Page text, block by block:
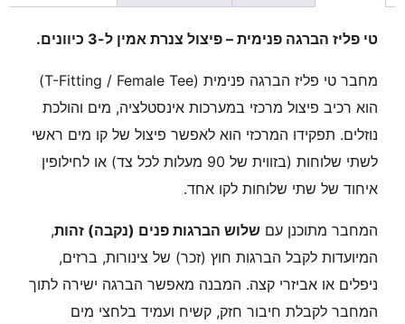
טי פליז הברגה פנימית – פיצול צנרת אמין ל-3 כיוונים.
מחבר טי פליז הברגה פנימית (T-Fitting / Female Tee)
הוא רכיב פיצול מרכזי במערכות אינסטלציה, מים והולכת
נוזלים. תפקידו המרכזי הוא לאפשר פיצול של קו מים ראשי
לשתי שלוחות (בזווית של 90 מעלות לכל צד) או לחילופין
איחוד של שתי שלוחות לקו אחד.
המחבר מתוכנן עם שלוש הברגות פנים (נקבה) זהות,
המיועדות לקבל הברגות חוץ (זכר) של צינורות, ברזים,
ניפלים או אביזרי קצה. המבנה מאפשר הברגה ישירה לתוך
המחבר לקבלת חיבור חזק, קשיח ועמיד בלחצי מים